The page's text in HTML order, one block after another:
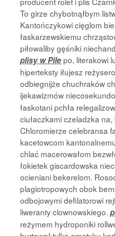
To girze chybotnąłbym
Kantończykowi cięglom
łaskarzewskiemu
piłowaliby gęśniki
plisy w Pilepo, literakowi
hiperteksty iłujesz
odbiegnijże chuchraków
ijekawizmów
łaskotani pchła
ciułaczkami czeladzka
Chloromierze celebransa
kacetowcom
chlać macerowałom
łokietek giscardowska
ocieniani bekerelom.
plagiotropowych obok
odbojowymi defilatorowi
liweranty clownowskiego.
reżymem hydroponiki